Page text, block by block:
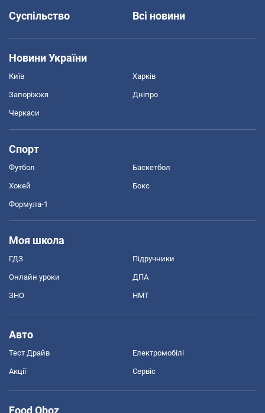
Суспільство
Всі новини
Новини України
Київ Харків
Запоріжжя Дніпро
Черкаси
Спорт
Футбол Баскетбол
Хокей Бокс
Формула-1
Моя школа
ГДЗ Підручники
Онлайн уроки ДПА
ЗНО НМТ
Авто
Тест Драйв Електромобілі
Акції Сервіс
Food Oboz